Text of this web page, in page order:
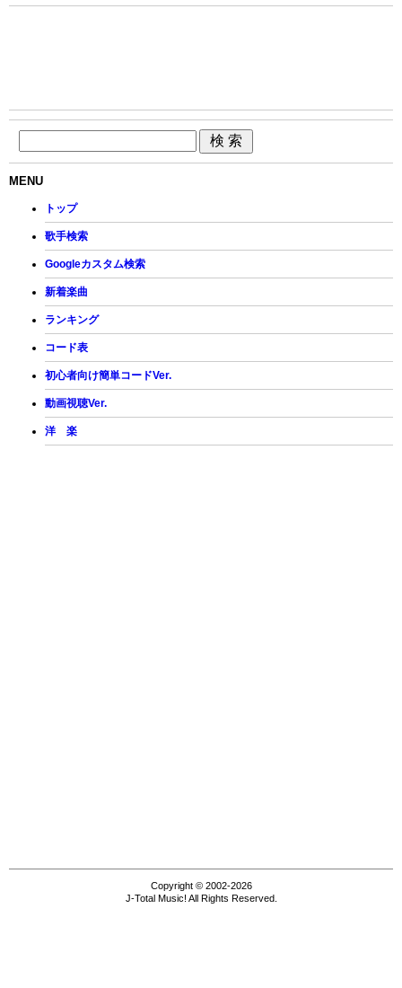
MENU
トップ
歌手検索
Googleカスタム検索
新着楽曲
ランキング
コード表
初心者向け簡単コードVer.
動画視聴Ver.
洋 楽
Copyright © 2002-2026
J-Total Music! All Rights Reserved.